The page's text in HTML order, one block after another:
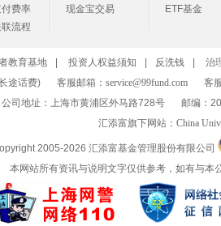
费率
联流程
现金宝交易
ETF基金
教育基地 投资人权益须知 反洗钱
治
途话费)
客服邮箱： service@99fund.com
客
公司地址：上海市黄浦区外马路728号
邮编：
汇添富旗下网站： China
2005-2026 汇添富基金管理股份有限公司
本网站所有资讯与说明文字仅供参考，如有与本